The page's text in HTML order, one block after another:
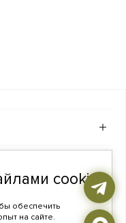
cookie
обеспечить
на сайте.